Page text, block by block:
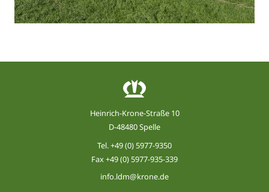
Heinrich-Krone-Straße 10
D-48480 Spelle
Tel.+49 (0) 5977-9350
Fax +49 (0) 5977-935-339
info.ldm@krone.de